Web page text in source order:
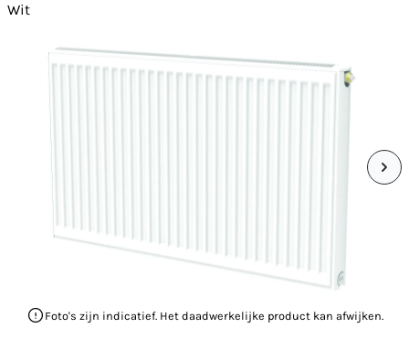
Wit
Foto's zijn indicatief. Het daadwerkelijke product kan afwijken.